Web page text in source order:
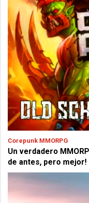
Corepunk MMORPG
Un verdadero
de antes, pero mejor!